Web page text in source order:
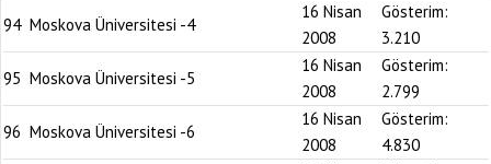
94 Moskova Üniversitesi -4
16 Nisan
2008
Gösterim:
3.210
95 Moskova Üniversitesi -5
16 Nisan
2008
Gösterim:
2.799
96 Moskova Üniversitesi -6
16 Nisan
2008
Gösterim:
4.830